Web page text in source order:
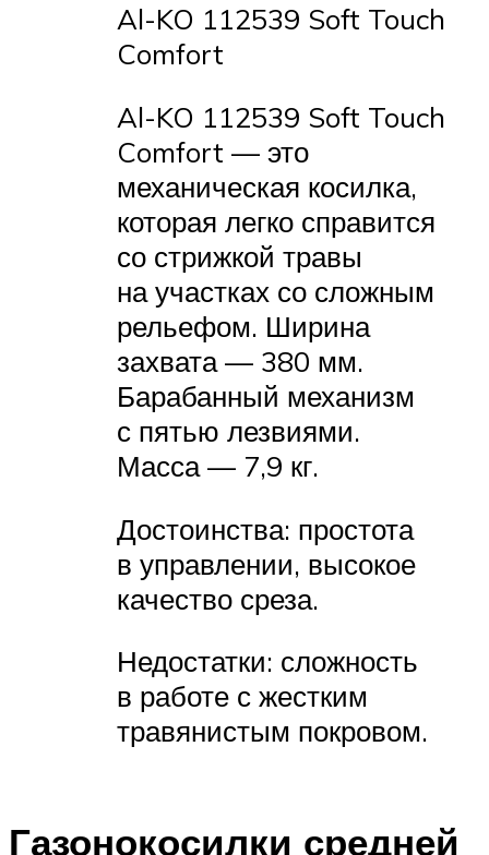
Al-KO 112539 Soft Touch
Comfort
Al-KO 112539 Soft Touch
Comfort — это
механическая косилка,
которая легко справится
со стрижкой травы
на участках со сложным
рельефом. Ширина
захвата — 380 мм.
Барабанный механизм
с пятью лезвиями.
Масса — 7,9 кг.
Достоинства: простота
в управлении, высокое
качество среза.
Недостатки: сложность
в работе с жестким
травянистым покровом.
Газонокосилки средней